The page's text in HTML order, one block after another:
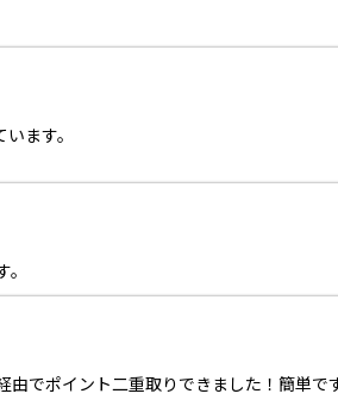
ます。
。
由でポイント二重取りできました！簡単で